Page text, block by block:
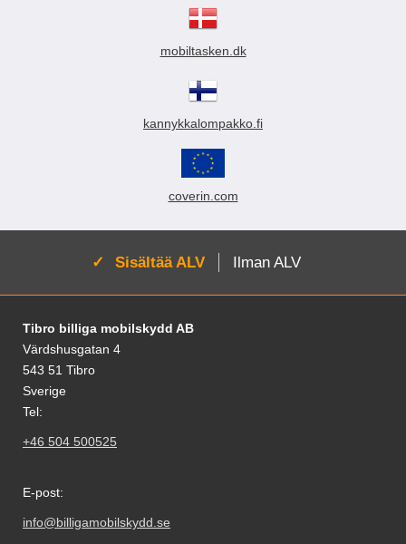
mobiltasken.dk
kannykkalompakko.fi
coverin.com
Aktivoi:
Sisältää ALV Ilman ALV
Alatunnisteen sisältö Sekalaista tietoa ja
Tibro billiga mobilskydd AB
Värdshusgatan 4
543 51 Tibro
Sverige
Tel:
+46 504 500525
E-post:
info@billigamobilskydd.se